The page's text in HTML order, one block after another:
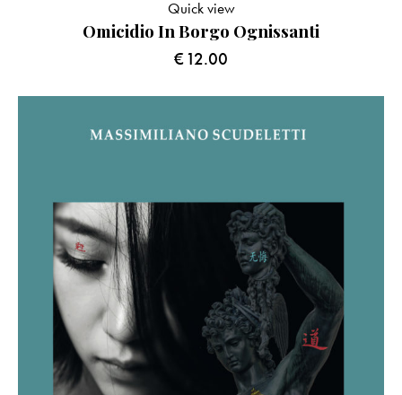
Omicidio In Borgo Ognissanti
€12.00
Quick view